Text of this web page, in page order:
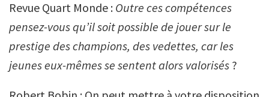
Revue Quart Monde : Outre ces compétences
pensez-vous qu’il soit possible de jouer sur le
prestige des champions, des vedettes, car les
jeunes eux-mêmes se sentent alors valorisés ?